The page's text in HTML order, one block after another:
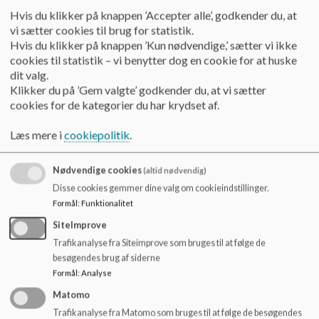
arbejde
Af uddannede eksterne lærere
Af ikke-læreruddannede vikarer
Den lærer der er fraværende – enten på grund af sygdom eller
uddannelse/kursus – sørger så vidt muligt, at kvalificere
eller henvisninger. Dette kommunikeres enten af den
kommunikationsplatform. Der skal til enhver tid tages højde for,
at en lærer kan være så uarbejdsdygtig, at der ikke er kapacitet
til at sørge for undervisningsmateriale.
Årgangsteamet er behjælpelig med at kvalificere
vikardækningen. Enten med konkrete materialer eller guidning
af vikaren.
Ledelsen følger op på kvaliteten af vikarernes arbejde og har
Hvis du klikker på knappen ’Accepter alle’, godkender du, at
vi sætter cookies til brug for statistik.
Hvis du klikker på knappen ’Kun nødvendige,’ sætter vi ikke
cookies til statistik – vi benytter dog en cookie for at huske
dit valg.
Klikker du på ’Gem valgte’ godkender du, at vi sætter
cookies for de kategorier du har krydset af.
Læs mere icookiepolitik.
Nødvendige cookies(altid nødvendig)
Disse cookies gemmer dine valg om cookieindstillinger.
Formål: Funktionalitet
SiteImprove
Trafikanalyse fra Siteimprove som bruges til at følge de
besøgendes brug af siderne
Formål: Analyse
Matomo
Trafikanalyse fra Matomo som bruges til at følge de besøgendes